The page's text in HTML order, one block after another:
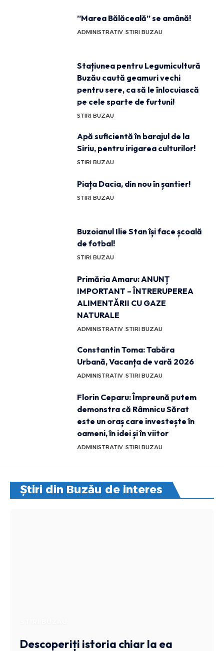
”Marea Bălăceală” se amână!
ADMINISTRATIV STIRI BUZAU
Stațiunea pentru Legumicultură
Buzău caută geamuri vechi
pentru sere, ca să le înlocuiască
pe cele sparte de furtuni!
STIRI BUZAU
Apă suficientă în barajul de la
Siriu, pentru irigarea culturilor!
STIRI BUZAU
Piața Dacia, din nou în șantier!
STIRI BUZAU
Buzoianul Ilie Stan își face școală
de fotbal!
STIRI BUZAU
Primăria Amaru: ANUNȚ
IMPORTANT – ÎNTRERUPEREA
ALIMENTĂRII CU GAZE
NATURALE
ADMINISTRATIV STIRI BUZAU
Constantin Toma: Tabăra
Urbană, Vacanța de vară 2026
ADMINISTRATIV STIRI BUZAU
Florin Ceparu: Împreună putem
demonstra că Râmnicu Sărat
este un oraș care investește în
oameni, în idei și în viitor
ADMINISTRATIV STIRI BUZAU
Știri din Buzău de interes
Descoperiți istoria chiar la ea